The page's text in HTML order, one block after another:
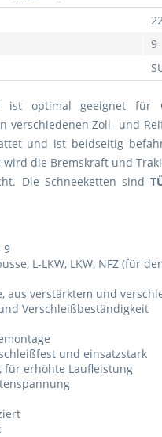
9
ist optimal geeignet für
verschiedenen Zoll- und
und ist beidseitig
wird die Bremskraft und
Die Schneeketten sind
9
L-LKW, LKW, NFZ (für
aus verstärktem und
Verschleißbeständigkeit
und einsatzstark
für erhöhte Laufleistung